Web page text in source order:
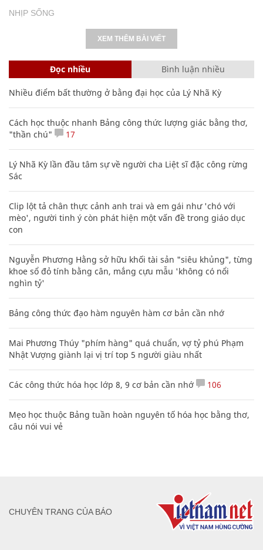
NHỊP SỐNG
XEM THÊM BÀI VIẾT
Đọc nhiều Bình luận nhiều
Nhiều điểm bất thường ở bằng đại học của Lý Nhã Kỳ
Cách học thuộc nhanh Bảng công thức lượng giác bằng thơ,
"thần chú"
17
Lý Nhã Kỳ lần đầu tâm sự về người cha Liệt sĩ đặc công rừng
Sác
Clip lột tả chân thực cảnh anh trai và em gái như 'chó với
mèo', người tinh ý còn phát hiện một vấn đề trong giáo dục
con
Nguyễn Phương Hằng sở hữu khối tài sản "siêu khủng", từng
khoe sổ đỏ tính bằng cân, mắng cựu mẫu 'không có nổi
nghìn tỷ'
Bảng công thức đạo hàm nguyên hàm cơ bản cần nhớ
Mai Phương Thúy "phím hàng" quá chuẩn, vợ tỷ phú Phạm
Nhật Vượng giành lại vị trí top 5 người giàu nhất
Các công thức hóa học lớp 8, 9 cơ bản cần nhớ 106
Mẹo học thuộc Bảng tuần hoàn nguyên tố hóa học bằng thơ,
câu nói vui vẻ
CHUYÊN TRANG CỦA BÁO